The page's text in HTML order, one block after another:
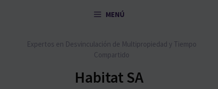
MENÚ
Expertos en Desvinculación de Multipropiedad y Tiempo
Compartido
Habitat SA